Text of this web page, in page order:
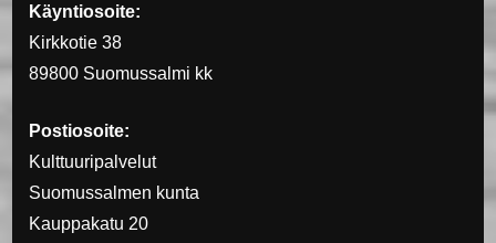
Käyntiosoite:
Kirkkotie 38
89800 Suomussalmi kk
Postiosoite:
Kulttuuripalvelut
Suomussalmen kunta
Kauppakatu 20